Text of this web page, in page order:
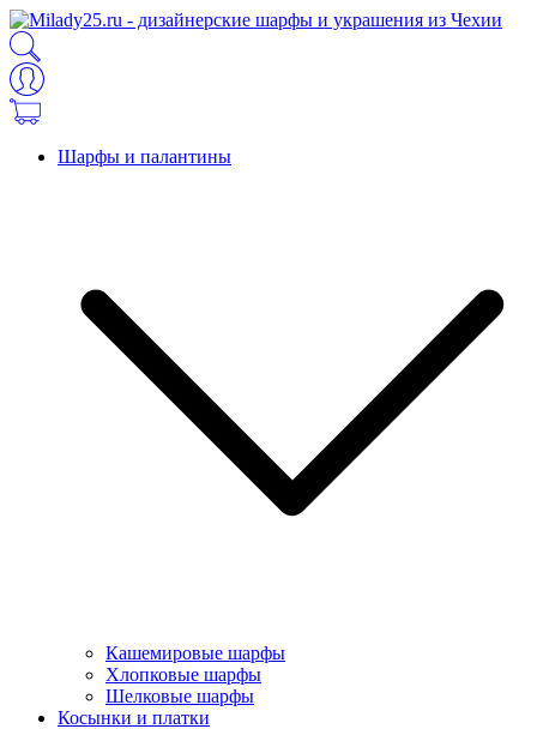
Шарфы и палантины
Кашемировые шарфы
Хлопковые шарфы
Шелковые шарфы
Косынки и платки